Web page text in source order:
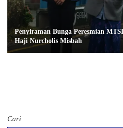
Penyiraman Bunga Peresmian
Haji Nurcholis Misbah
Cari